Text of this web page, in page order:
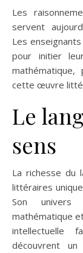
Les
servent
Les
pour initier
cette œuvre
Le
sens
La richesse du
littéraires
Son univers
mathématique
intellectuelle
découvrent